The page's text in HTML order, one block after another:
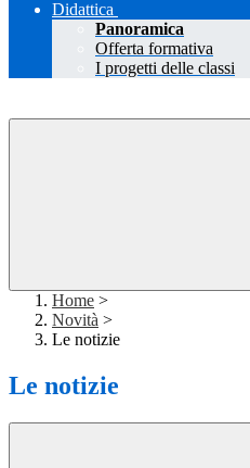
Didattica
Panoramica
Offerta formativa
I progetti delle classi
Home >
Novità >
Le notizie
Le notizie